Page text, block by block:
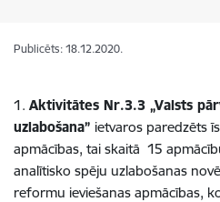
Publicēts: 18.12.2020.
1. Aktivitātes Nr.3.3 „Valsts
uzlabošana” ietvaros paredzēts
apmācības, tai skaitā 15
analītisko spēju uzlabošanas
reformu ieviešanas apmācības,